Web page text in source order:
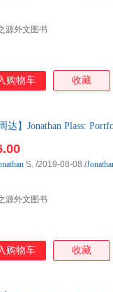
源外文图书
购物车 收藏
周达】Jonathan Plass:
源外文图书
S. /2019-08-08 /
购物车 收藏